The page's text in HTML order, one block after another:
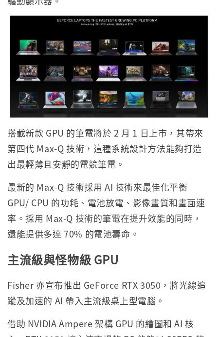
搭載新款 GPU 的筆電將於 2 月 1 日上市，其帶來
第四代 Max-Q 技術，這種系統設計方法能夠打造
出最輕薄且安靜的電競筆電。
最新的 Max-Q 技術採用 AI 技術來最佳化平衡
GPU/ CPU 的功耗、電池放電、影像畫質和畫面速
率。採用 Max-Q 技術的筆電在提升效能的同時，
還能提供多達 70% 的電池壽命。
主流級與怪物級 GPU
Fisher 亦宣布推出 GeForce RTX 3050，將光線追
蹤及加速的 AI 帶入主流級桌上型電腦。
借助 NVIDIA Ampere 架構 GPU 的繪圖和 AI 核